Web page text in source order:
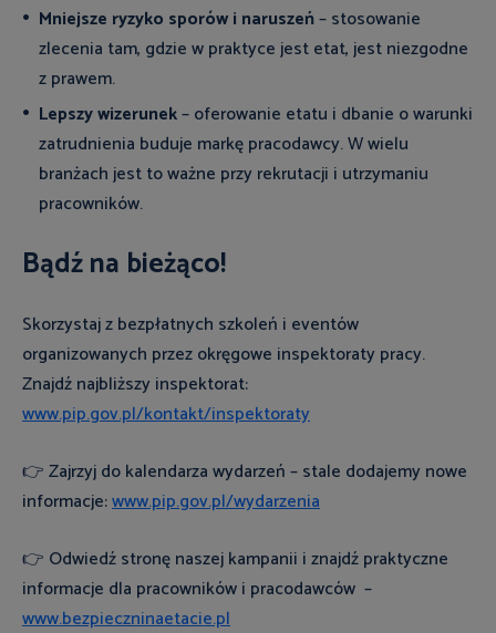
Mniejsze ryzyko sporów i naruszeń– stosowanie
zlecenia tam, gdzie w praktyce jest etat, jest niezgodne
z prawem.
Lepszy wizerunek– oferowanie etatu i dbanie o warunki
zatrudnienia buduje markę pracodawcy. W wielu
branżach jest to ważne przy rekrutacji i utrzymaniu
pracowników.
Bądź na bieżąco!
Skorzystaj z bezpłatnych szkoleń i eventów
organizowanych przez okręgowe inspektoraty pracy.
Znajdź najbliższy inspektorat:
www.pip.gov.pl/kontakt/inspektoraty
👉 Zajrzyj do kalendarza wydarzeń – stale dodajemy nowe
informacje:www.pip.gov.pl/wydarzenia
👉 Odwiedź stronę naszej kampanii i znajdź praktyczne
informacje dla pracowników i pracodawców –
www.bezpieczninaetacie.pl